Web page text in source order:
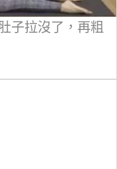
子拉沒了，再粗